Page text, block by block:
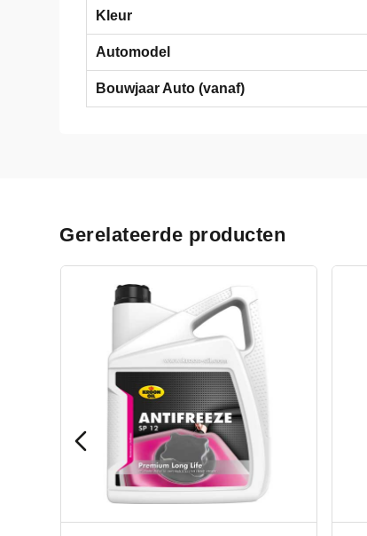
Kleur
Automodel
Bouwjaar Auto (vanaf)
Gerelateerde producten